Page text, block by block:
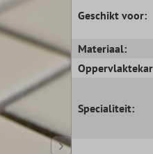
Geschikt voor:
Materiaal:
Specialiteit: